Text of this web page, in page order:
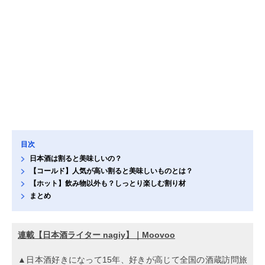
目次
日本酒は割ると美味しいの？
【コールド】人気が高い割ると美味しいものとは？
【ホット】飲み物以外も？しっとり楽しむ割り材
まとめ
連載【日本酒ライター nagiy】｜Moovoo
▲日本酒好きになって15年、好きが高じて全国の酒蔵訪問旅